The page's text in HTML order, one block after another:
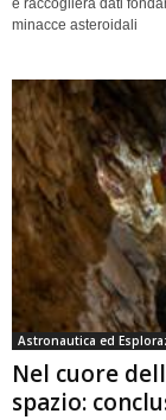
e raccoglierà dati
minacce asteroidali
Astronautica ed
Nel cuore
spazio: